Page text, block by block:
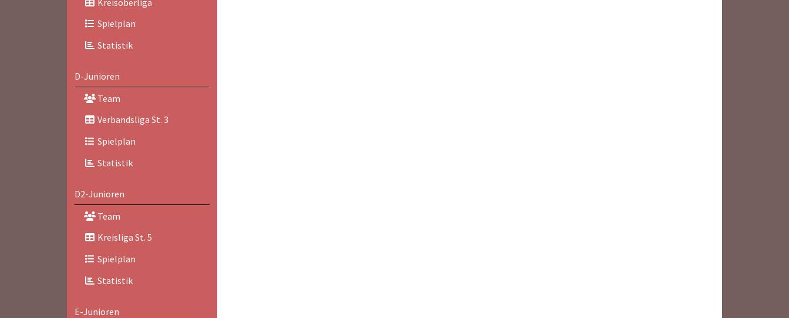
Spielplan
Statistik
D-Junioren
Team
Verbandsliga St. 3
Spielplan
Statistik
D2-Junioren
Team
Kreisliga St. 5
Spielplan
Statistik
E-Junioren